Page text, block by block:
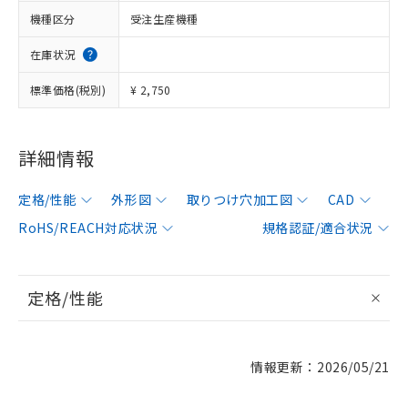
機種区分 受注生産機種
在庫状況
標準価格(税別) ¥ 2,750
詳細情報
定格/性能 外形図 取りつけ穴加工図
CAD
RoHS/REACH対応状況
規格認証/適合状況
定格/性能
情報更新：2026/05/21